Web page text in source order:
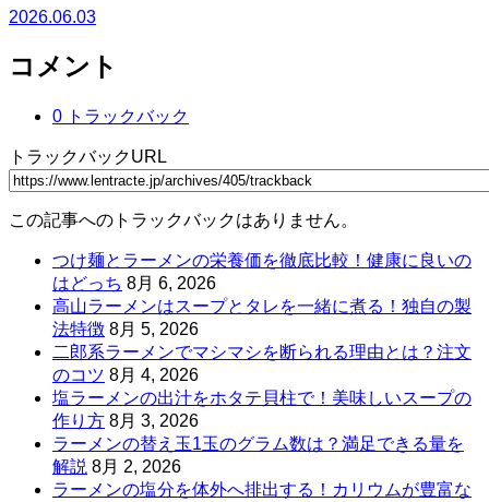
2026.06.03
コメント
0 トラックバック
トラックバックURL
この記事へのトラックバックはありません。
つけ麺とラーメンの栄養価を徹底比較！健康に良いの
はどっち 8月 6, 2026
高山ラーメンはスープとタレを一緒に煮る！独自の製
法特徴 8月 5, 2026
二郎系ラーメンでマシマシを断られる理由とは？注文
のコツ 8月 4, 2026
塩ラーメンの出汁をホタテ貝柱で！美味しいスープの
作り方 8月 3, 2026
ラーメンの替え玉1玉のグラム数は？満足できる量を
解説 8月 2, 2026
ラーメンの塩分を体外へ排出する！カリウムが豊富な